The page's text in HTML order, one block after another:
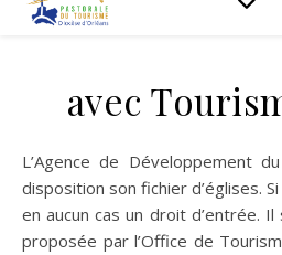
avec
L’Agence de Développement du Tourisme met à notre
disposition son fichier d’églises.
en aucun cas un droit d’entrée.
proposée par l’Office de